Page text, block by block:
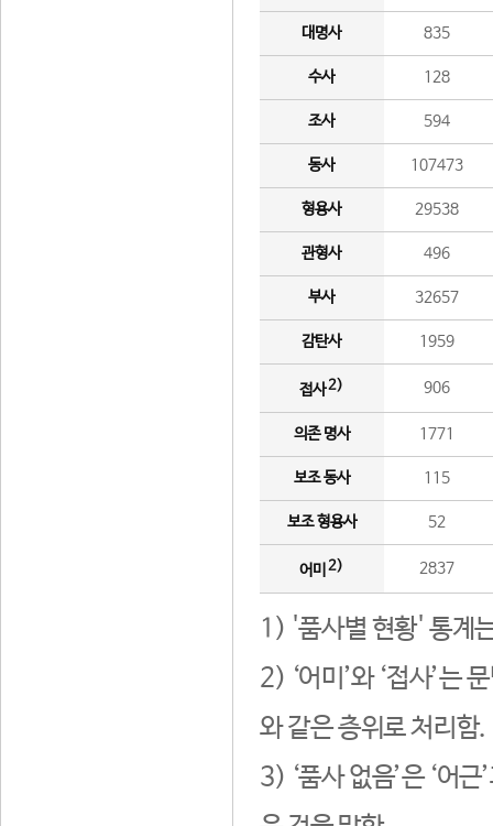
대명사 835
수사 128
조사 594
동사 107473
형용사 29538
관형사 496
부사 32657
감탄사 1959
접사2) 906
의존 명사 1771
보조 동사 115
보조 형용사 52
어미 2) 2837
1) '품사별 현황' 통계
2) ‘어미’와 ‘접사’는
와 같은 층위로 처리함.
3) ‘품사 없음’은 ‘어